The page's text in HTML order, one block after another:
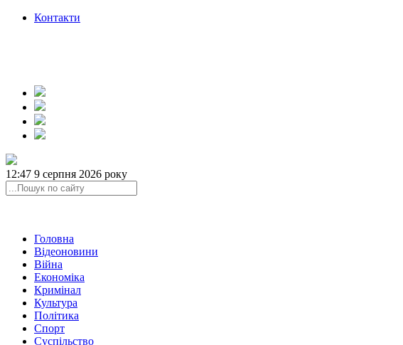
Контакти
12:47 9 серпня 2026 року
Головна
Відеоновини
Війна
Економіка
Кримінал
Культура
Політика
Спорт
Суспільство